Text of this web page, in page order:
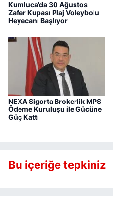
Kumluca’da 30 Ağustos
Zafer Kupası Plaj Voleybolu
Heyecanı Başlıyor
NEXA Sigorta Brokerlik MPS
Ödeme Kuruluşu ile Gücüne
Güç Kattı
Bu içeriğe tepkiniz